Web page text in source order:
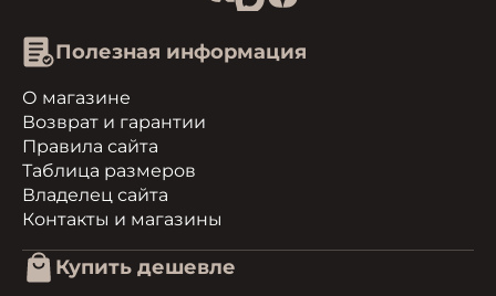
Полезная информация
О магазине
Возврат и гарантии
Правила сайта
Таблица размеров
Владелец сайта
Контакты и магазины
Купить дешевле